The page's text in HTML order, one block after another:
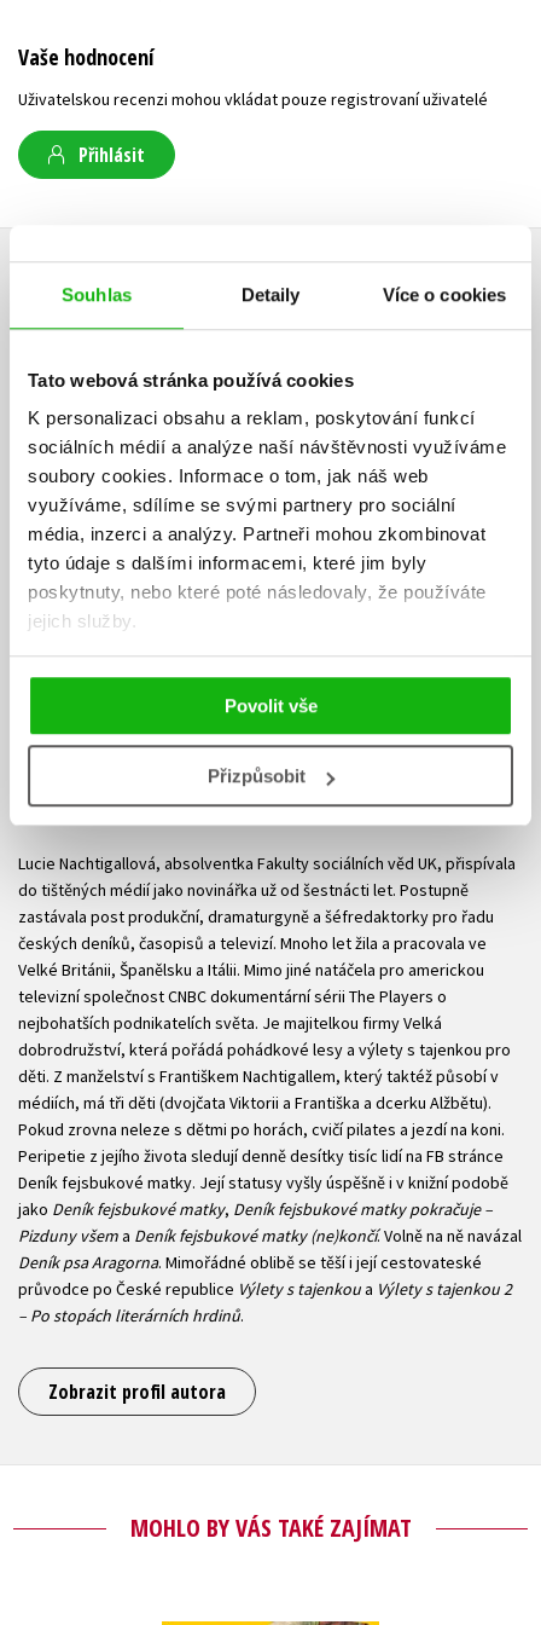
Souhlas Detaily Více o cookies
Tato webová stránka používá cookies
K personalizaci obsahu a reklam, poskytování funkcí
sociálních médií a analýze naší návštěvnosti využíváme
soubory cookies. Informace o tom, jak náš web
využíváme, sdílíme se svými partnery pro sociální
média, inzerci a analýzy. Partneři mohou zkombinovat
tyto údaje s dalšími informacemi, které jim byly
poskytnuty, nebo které poté následovaly, že používáte
jejich služby.
Povolit vše
Přizpůsobit
Vaše hodnocení
Uživatelskou recenzi mohou vkládat pouze registrovaní uživatelé
Přihlásit
AUTOR KNIHY
Lucie Nachtigallová
Lucie Nachtigallová, absolventka Fakulty sociálních věd UK, přispívala
do tištěných médií jako novinářka už od šestnácti let. Postupně
zastávala post produkční, dramaturgyně a šéfredaktorky pro řadu
českých deníků, časopisů a televizí. Mnoho let žila a pracovala ve
Velké Británii, Španělsku a Itálii. Mimo jiné natáčela pro americkou
televizní společnost CNBC dokumentární sérii The Players o
nejbohatších podnikatelích světa. Je majitelkou firmy Velká
dobrodružství, která pořádá pohádkové lesy a výlety s tajenkou pro
děti. Z manželství s Františkem Nachtigallem, který taktéž působí v
médiích, má tři děti (dvojčata Viktorii a Františka a dcerku Alžbětu).
Pokud zrovna neleze s dětmi po horách, cvičí pilates a jezdí na koni.
Peripetie z jejího života sledují denně desítky tisíc lidí na FB stránce
Deník fejsbukové matky. Její statusy vyšly úspěšně i v knižní podobě
jako Deník fejsbukové matky, Deník fejsbukové matky pokračuje –
Pizduny všema Deník fejsbukové matky (ne)končí. Volně na ně navázal
Deník psa Aragorna. Mimořádné oblibě se těší i její cestovateské
průvodce po České republice Výlety s tajenkoua Výlety s tajenkou 2
– Po stopách literárních hrdinů.
Zobrazit profil autora
MOHLO BY VÁS TAKÉ ZAJÍMAT